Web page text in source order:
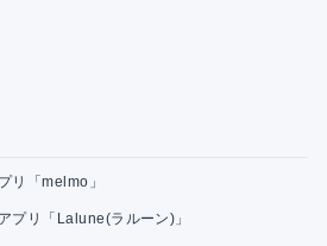
リ「melmo」
プリ「Lalune(ラルーン)」